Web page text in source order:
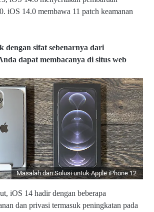
iOS 14.0 membawa 11 patch keamanan
dengan sifat sebenarnya dari
dapat membacanya di situs web
Masalah dan Solusi untuk Apple iPhone 12
iOS 14 hadir dengan beberapa
dan privasi termasuk peningkatan pada